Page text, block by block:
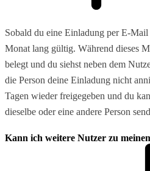
Sobald du eine Einladung per E-
Monat lang gültig. Während dieses
belegt und du siehst neben dem
die Person deine Einladung nicht
Tagen wieder freigegeben und du
dieselbe oder eine andere Person
Kann ich weitere Nutzer zu